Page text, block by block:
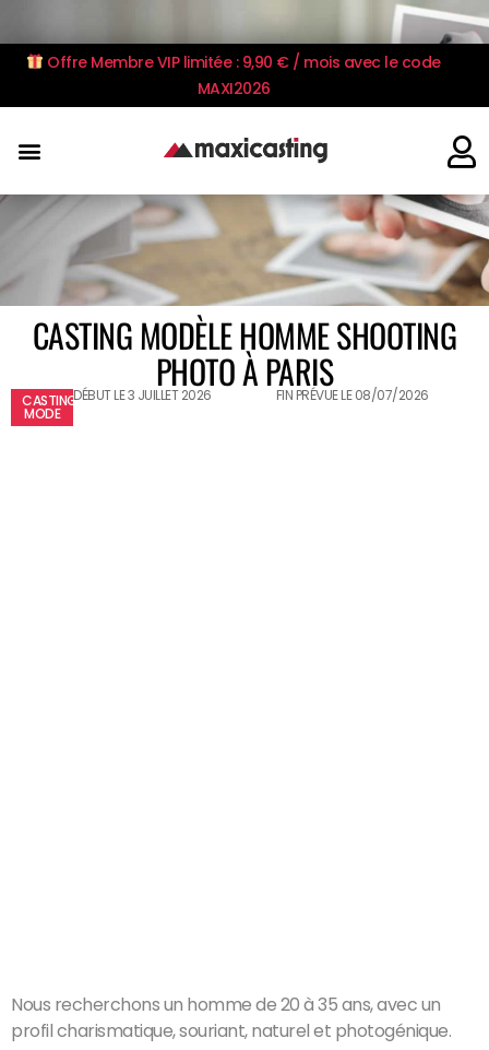
Offre Membre VIP limitée : 9,90 € / mois avec le code
MAXI2026
CASTING MODÈLE HOMME SHOOTING
PHOTO À PARIS
CASTING
MODE
DÉBUT LE 3 JUILLET 2026 FIN PRÉVUE LE 08/07/2026
Nous recherchons un homme de 20 à 35 ans, avec un
profil charismatique, souriant, naturel et photogénique.